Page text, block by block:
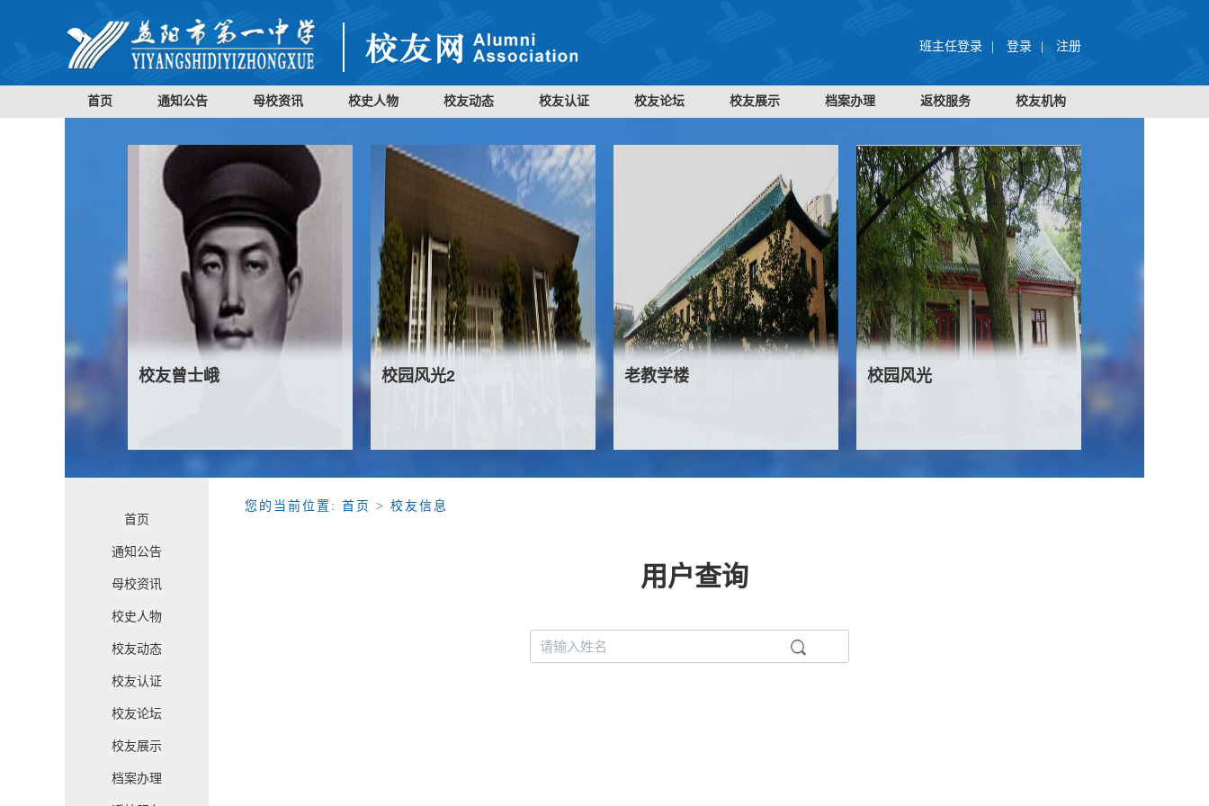
班主任登录 登录 注册
首页 通知公告 母校资讯 校史人物 校友动态 校友认证 校友论坛 校友展示 档案办理 返校服务 校友机构
校友曾士峨 校园风光2 老教学楼 校园风光
首页
通知公告
母校资讯
校史人物
校友动态
校友认证
校友论坛
校友展示
档案办理
您的当前位置: 首页 > 校友信息
用户查询